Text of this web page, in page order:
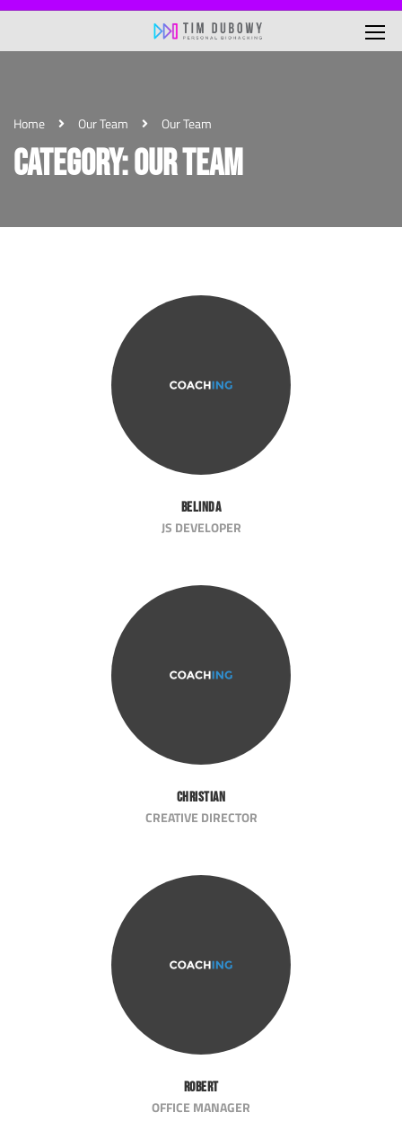
Home Our Team Our Team
CATEGORY: OUR TEAM
Belinda
JS DEVELOPER
Christian
CREATIVE DIRECTOR
Robert
OFFICE MANAGER